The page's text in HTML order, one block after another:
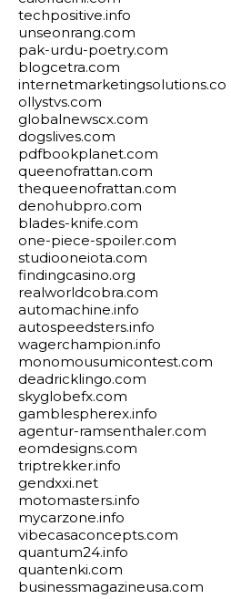
techpositive.info
unseonrang.com
pak-urdu-poetry.com
blogcetra.com
internetmarketingsolutions.co
ollystvs.com
globalnewscx.com
dogslives.com
pdfbookplanet.com
queenofrattan.com
thequeenofrattan.com
denohubpro.com
blades-knife.com
one-piece-spoiler.com
studiooneiota.com
findingcasino.org
realworldcobra.com
automachine.info
autospeedsters.info
wagerchampion.info
monomousumicontest.com
deadricklingo.com
skyglobefx.com
gamblespherex.info
agentur-ramsenthaler.com
eomdesigns.com
triptrekker.info
gendxxi.net
motomasters.info
mycarzone.info
vibecasaconcepts.com
quantum24.info
quantenki.com
businessmagazineusa.com